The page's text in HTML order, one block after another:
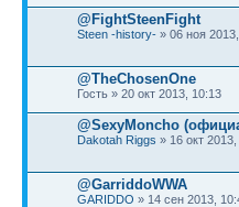
@FightSteenFight
Steen -history- » 06 ноя
@TheChosenOne
Гость » 20 окт 2013, 10:13
@SexyMoncho
Dakotah Riggs » 16 окт
@GarriddoWWA
GARIDDO » 14 сен 2013,